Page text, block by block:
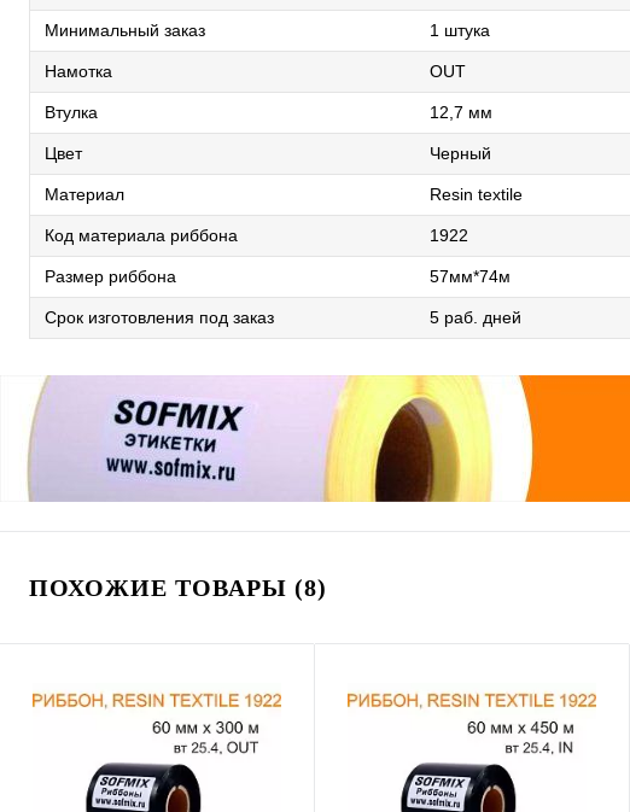
Минимальный заказ 1 штука
Намотка OUT
Втулка 12,7 мм
Цвет Черный
Материал Resin textile
Код материала риббона 1922
Размер риббона 57мм*74м
Срок изготовления под заказ 5 раб. дней
ПОХОЖИЕ ТОВАРЫ (8)